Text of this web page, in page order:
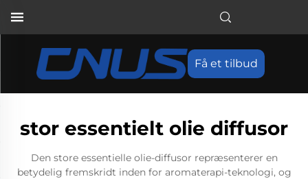
Få et tilbud
stor essentielt olie diffusor
Den store essentielle olie-diffusor repræsenterer en
betydelig fremskridt inden for aromaterapi-teknologi, og